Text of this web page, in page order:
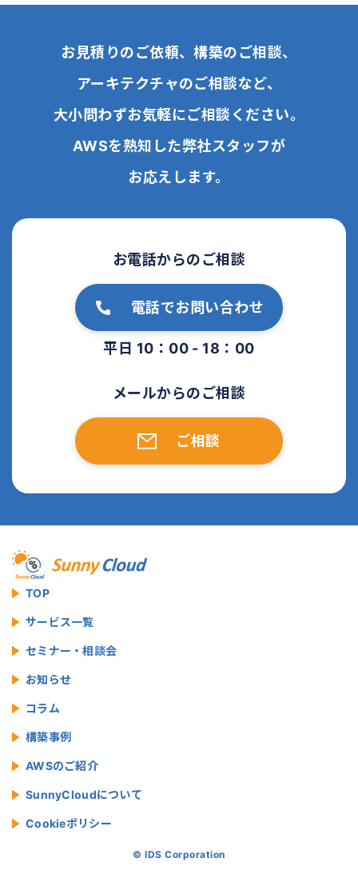
お見積りのご依頼、構築のご相談、
アーキテクチャのご相談など、
大小問わずお気軽にご相談ください。
AWSを熟知した弊社スタッフが
お応えします。
お電話からのご相談
電話でお問い合わせ
平日 10：00 - 18：00
メールからのご相談
ご相談
TOP
サービス一覧
セミナー・相談会
お知らせ
コラム
構築事例
AWSのご紹介
SunnyCloudについて
Cookieポリシー
© IDS Corporation